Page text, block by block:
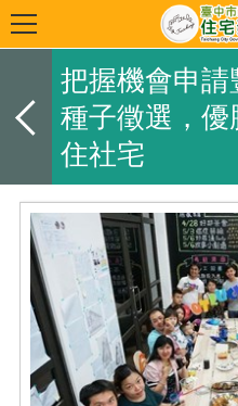
把握機會申
種子徵選，優
住社宅